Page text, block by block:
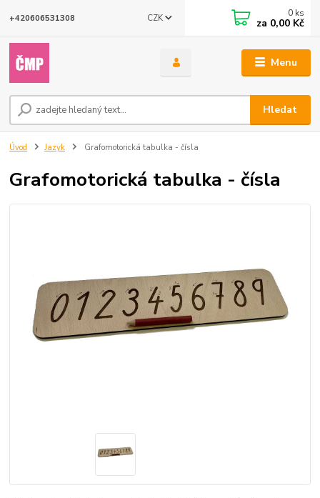
Menu
CZK
Hledat
+420606531308 0 ks
za 0,00 Kč
Úvod Jazyk Grafomotorická tabulka - čísla
Grafomotorická tabulka - čísla